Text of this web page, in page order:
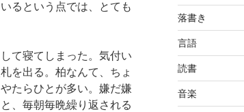
るという点では、とても
て寝てしまった。気付い
を出る。柏なんて、ちょ
たらひとが多い。嫌だ嫌
、毎朝毎晩繰り返される
落書き
言語
読書
音楽